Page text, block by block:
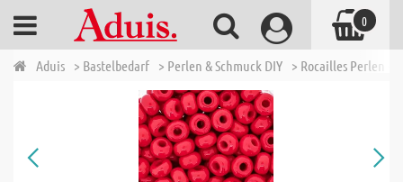
Aduis > Bastelbedarf > Perlen & Schmuck DIY > Rocailles Perlen -
0